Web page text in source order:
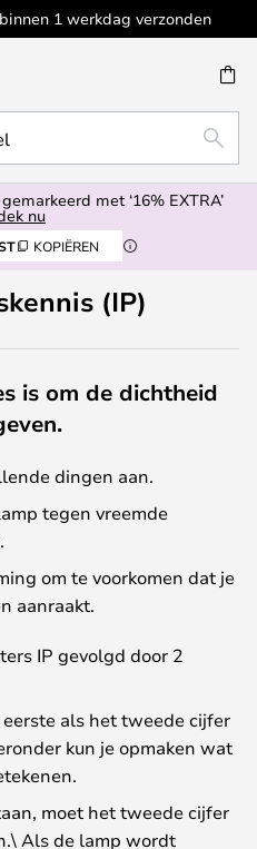
1 werkdag verzonden
met ‘16% EXTRA’
nu
KOPIËREN
(IP)
is om de dichtheid
dingen aan.
tegen vreemde
om te voorkomen dat je
aanraakt.
IP gevolgd door 2
als het tweede cijfer
kun je opmaken wat
moet het tweede cijfer
Als de lamp wordt